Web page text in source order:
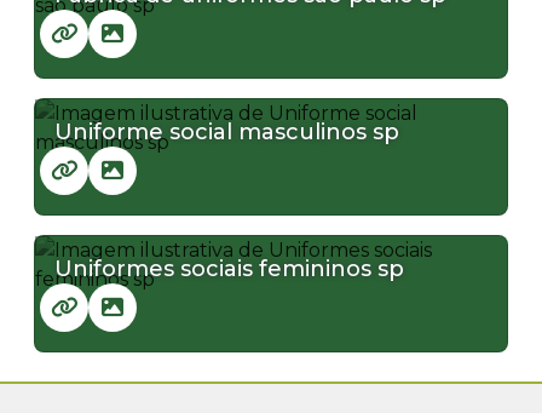
Uniforme social masculinos sp
Uniformes sociais femininos sp